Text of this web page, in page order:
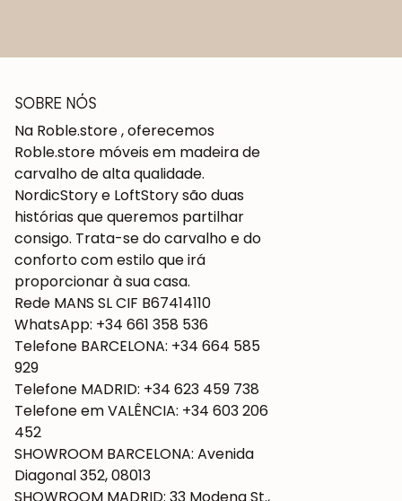
SOBRE NÓS
Na Roble.store , oferecemos
Roble.store móveis em madeira de
carvalho de alta qualidade.
NordicStory e LoftStory são duas
histórias que queremos partilhar
consigo. Trata-se do carvalho e do
conforto com estilo que irá
proporcionar à sua casa.
Rede MANS SL CIF B67414110
WhatsApp: +34 661 358 536
Telefone BARCELONA: +34 664 585
929
Telefone MADRID: +34 623 459 738
Telefone em VALÊNCIA: +34 603 206
452
SHOWROOM BARCELONA: Avenida
Diagonal 352, 08013